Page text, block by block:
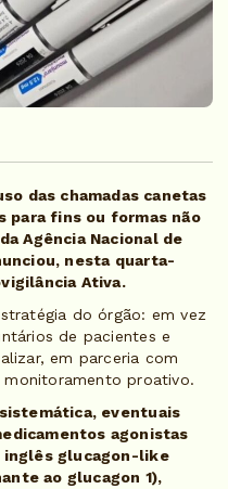
das chamadas canetas
para fins ou formas não
Agência Nacional de
nesta quarta-
Ativa.
do órgão: em vez
de pacientes e
em parceria com
proativo.
eventuais
agonistas
inglês glucagon-like
ao glucagon 1),